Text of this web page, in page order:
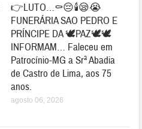
👉LUTO…⚰😔🕯😪😭
FUNERÁRIA SAO PEDRO E
PRÍNCIPE DA 🕊PAZ🕊🕊
INFORMAM… Faleceu em
Patrocínio-MG a Srª Abadia
de Castro de Lima, aos 75
anos.
agosto 06, 2026